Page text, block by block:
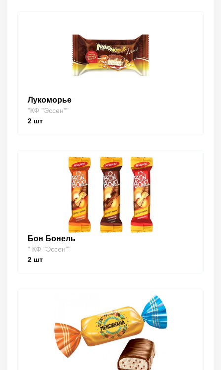
Лукоморье
"КФ "Эссен""
2 шт
Бон Бонель
" КФ "Эссен""
2 шт